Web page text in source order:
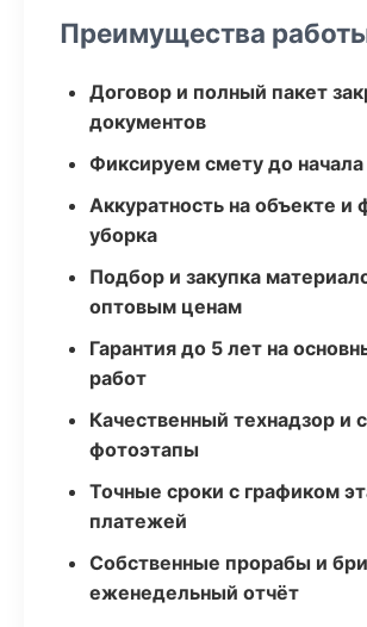
Преимущества
Договор и полный пакет
документов
Фиксируем смету до начала
Аккуратность на объекте и
уборка
Подбор и закупка
оптовым ценам
Гарантия до 5 лет на
работ
Качественный технадзор и
фотоэтапы
Точные сроки с графиком
платежей
Собственные прорабы и
еженедельный отчёт